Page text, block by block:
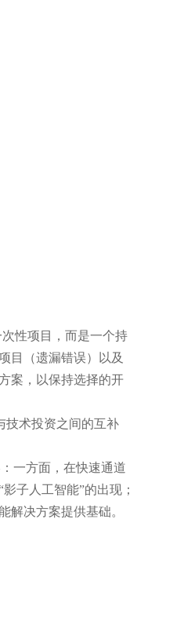
性项目，而是一个持
目（遗漏错误）以及
案，以保持选择的开
术投资之间的互补
一方面，在快速通道
子人工智能”的出现；
解决方案提供基础。